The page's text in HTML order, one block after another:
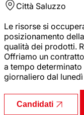
Città Saluzzo
Le risorse si
posizionamento
qualità dei prodotti.
Offriamo un
a tempo
giornaliero dal
Candidati